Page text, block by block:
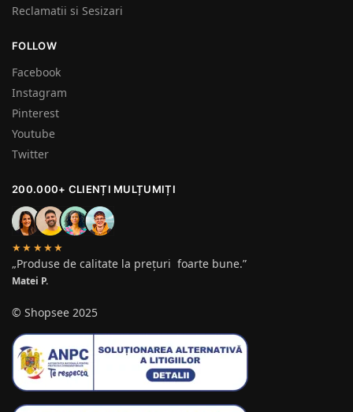
Reclamatii si Sesizari
FOLLOW
Facebook
Instagram
Pinterest
Youtube
Twitter
200.000+ CLIENȚI MULȚUMIȚI
★★★★★
„Produse de calitate la prețuri foarte bune.”
Matei P.
© Shopsee 2025